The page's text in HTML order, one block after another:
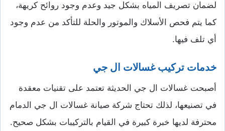
لضمان تصريف المياه بشكل جيد وعدم وجود روائح كريهة،
كما يتم فحص الأسلاك والموتور والحلة للتأكد من عدم وجود
أي تلف فيها.
خدمات تركيب غسالات ال جي
أصبحت غسالات ال جي الحديثة تعتمد على تقنيات معقدة
في تصنيعها، لذلك تحتاج شركة صيانة غسالات ال جي الدمام
محترفة لديها خبرة كبيرة في القيام بالتركيبات بشكل صحيح.